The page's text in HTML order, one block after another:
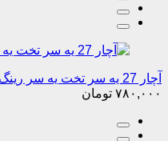
آچار 27 یه سر تخت یه سر رینگ ARDU
۷۸۰,۰۰۰ تومان